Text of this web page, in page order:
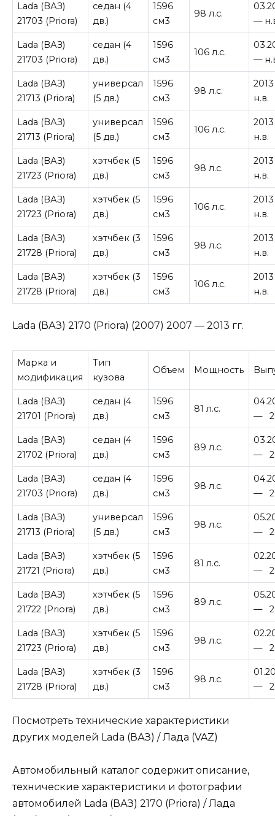
Lada (ВАЗ)
21703 (Priora)
седан (4
дв.)
1596
см3
98 л.с.
—
Lada (ВАЗ)
21703 (Priora)
седан (4
дв.)
1596
см3
106 л.с.
—
Lada (ВАЗ)
21713 (Priora)
универсал
(5 дв.)
1596
см3
98 л.с.
н.в.
Lada (ВАЗ)
21713 (Priora)
универсал
(5 дв.)
1596
см3
106 л.с.
н.в.
Lada (ВАЗ)
21723 (Priora)
хэтчбек (5
дв.)
1596
см3
98 л.с.
н.в.
Lada (ВАЗ)
21723 (Priora)
хэтчбек (5
дв.)
1596
см3
106 л.с.
н.в.
Lada (ВАЗ)
21728 (Priora)
хэтчбек (3
дв.)
1596
см3
98 л.с.
н.в.
Lada (ВАЗ)
21728 (Priora)
хэтчбек (3
дв.)
1596
см3
106 л.с.
н.в.
Lada (ВАЗ) 2170 (Priora) (2007) 2007 — 2013 гг.
Марка и
модификация
Тип
кузова
Объем Мощность
Lada (ВАЗ)
21701 (Priora)
седан (4
дв.)
1596
см3
81 л.с.
—
Lada (ВАЗ)
21702 (Priora)
седан (4
дв.)
1596
см3
89 л.с.
—
Lada (ВАЗ)
21703 (Priora)
седан (4
дв.)
1596
см3
98 л.с.
—
Lada (ВАЗ)
21713 (Priora)
универсал
(5 дв.)
1596
см3
98 л.с.
—
Lada (ВАЗ)
21721 (Priora)
хэтчбек (5
дв.)
1596
см3
81 л.с.
—
Lada (ВАЗ)
21722 (Priora)
хэтчбек (5
дв.)
1596
см3
89 л.с.
—
Lada (ВАЗ)
21723 (Priora)
хэтчбек (5
дв.)
1596
см3
98 л.с.
—
Lada (ВАЗ)
21728 (Priora)
хэтчбек (3
дв.)
1596
см3
98 л.с.
—
Посмотреть технические характеристики
других моделей Lada (ВАЗ) / Лада (VAZ)
Автомобильный каталог содержит описание,
технические характеристики и фотографии
автомобилей Lada (ВАЗ) 2170 (Priora) / Лада